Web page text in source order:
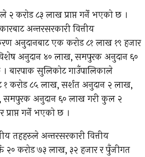
२ करोड ८३ लाख प्राप्त गर्ने भएको छ ।
अन्तरसरकारी वित्तीय
अनुदानबाट एक करोड ८१ लाख १९ हजार
अनुदान ४० लाख, समपुरक अनुदान ६०
। बारपाक सुलिकोट गाउँपालिकाले
करोड ८५ लाख, सर्शत अनुदान २ लाख,
समपुरक अनुदान ६० लाख गरी कुल २
गर्ने भएको छ ।
तहहरुले अन्तरसरकारी वित्तीय
२० करोड ७३ लाख, ३२ हजार र पुँजीगत